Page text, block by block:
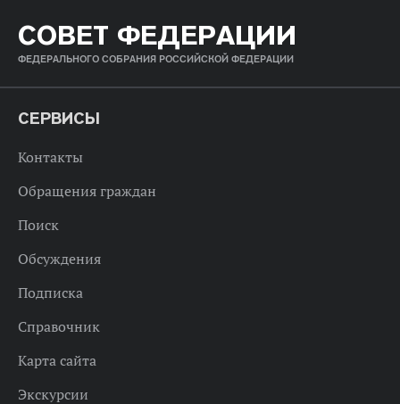
СОВЕТ ФЕДЕРАЦИИ
ФЕДЕРАЛЬНОГО СОБРАНИЯ РОССИЙСКОЙ ФЕДЕРАЦИИ
СЕРВИСЫ
Контакты
Обращения граждан
Поиск
Обсуждения
Подписка
Справочник
Карта сайта
Экскурсии